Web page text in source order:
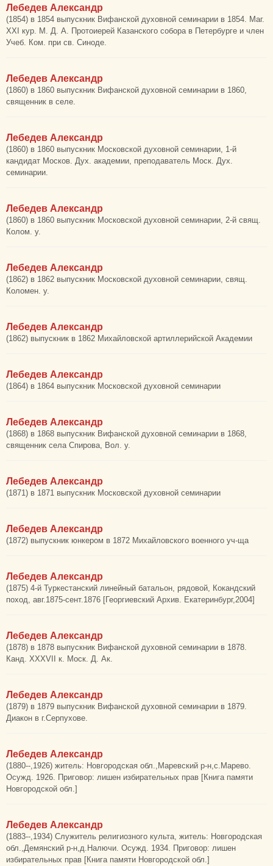
Лебедев Александр
(1854) в 1854 выпускник Вифанской духовной семинарии в 1854. Маг.
XXI кур. М. Д. А. Протоиерей Казанского собора в Петербурге и член
Учеб. Ком. при св. Синоде.
Лебедев Александр
(1860) в 1860 выпускник Вифанской духовной семинарии в 1860,
священник в селе.
Лебедев Александр
(1860) в 1860 выпускник Московской духовной семинарии, 1-й
кандидат Москов. Дух. академии, преподаватель Моск. Дух.
семинарии.
Лебедев Александр
(1860) в 1860 выпускник Московской духовной семинарии, 2-й свящ.
Колом. у.
Лебедев Александр
(1862) в 1862 выпускник Московской духовной семинарии, свящ.
Коломен. у.
Лебедев Александр
(1862) выпускник в 1862 Михайловской артиллерийской Академии
Лебедев Александр
(1864) в 1864 выпускник Московской духовной семинарии
Лебедев Александр
(1868) в 1868 выпускник Вифанской духовной семинарии в 1868,
священник села Спирова, Вол. у.
Лебедев Александр
(1871) в 1871 выпускник Московской духовной семинарии
Лебедев Александр
(1872) выпускник юнкером в 1872 Михайловского военного уч-ща
Лебедев Александр
(1875) 4-й Туркестанский линейный батальон, рядовой, Кокандский
поход, авг.1875-сент.1876 [Георгиевский Архив. Екатеринбург,2004]
Лебедев Александр
(1878) в 1878 выпускник Вифанской духовной семинарии в 1878.
Канд. XXXVII к. Моск. Д. Ак.
Лебедев Александр
(1879) в 1879 выпускник Вифанской духовной семинарии в 1879.
Диакон в г.Серпухове.
Лебедев Александр
(1880--,1926) житель: Новгородская обл.,Маревский р-н,с.Марево.
Осужд. 1926. Приговор: лишен избирательных прав [Книга памяти
Новгородской обл.]
Лебедев Александр
(1883--,1934) Служитель религиозного культа, житель: Новгородская
обл.,Демянский р-н,д.Налючи. Осужд. 1934. Приговор: лишен
избирательных прав [Книга памяти Новгородской обл.]